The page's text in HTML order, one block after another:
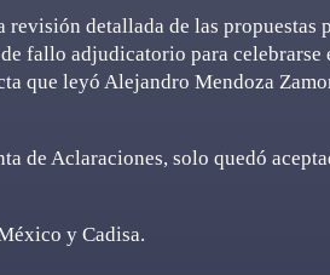
detallada de las propuestas
fallo adjudicatorio para celebrarse
que leyó Alejandro Mendoza
de Aclaraciones, solo quedó
y Cadisa.